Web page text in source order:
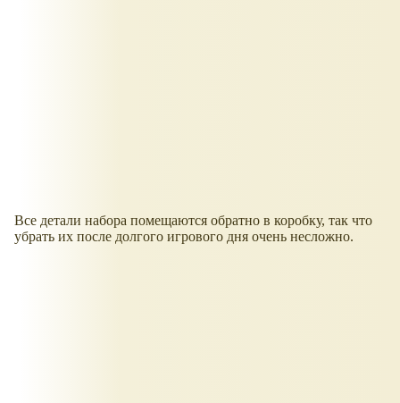
Все детали набора помещаются обратно в коробку, так что
убрать их после долгого игрового дня очень несложно.